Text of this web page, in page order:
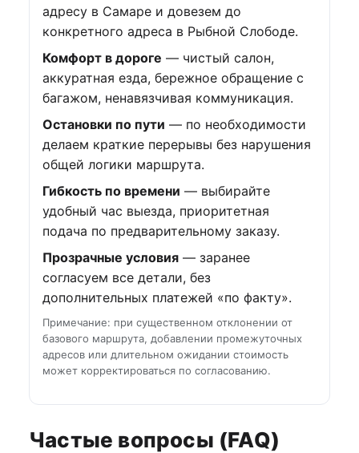
адресу в Самаре и довезем до
конкретного адреса в Рыбной Слободе.
Комфорт в дороге — чистый салон,
аккуратная езда, бережное обращение с
багажом, ненавязчивая коммуникация.
Остановки по пути — по необходимости
делаем краткие перерывы без нарушения
общей логики маршрута.
Гибкость по времени — выбирайте
удобный час выезда, приоритетная
подача по предварительному заказу.
Прозрачные условия — заранее
согласуем все детали, без
дополнительных платежей «по факту».
Примечание: при существенном отклонении от
базового маршрута, добавлении промежуточных
адресов или длительном ожидании стоимость
может корректироваться по согласованию.
Частые вопросы (FAQ)